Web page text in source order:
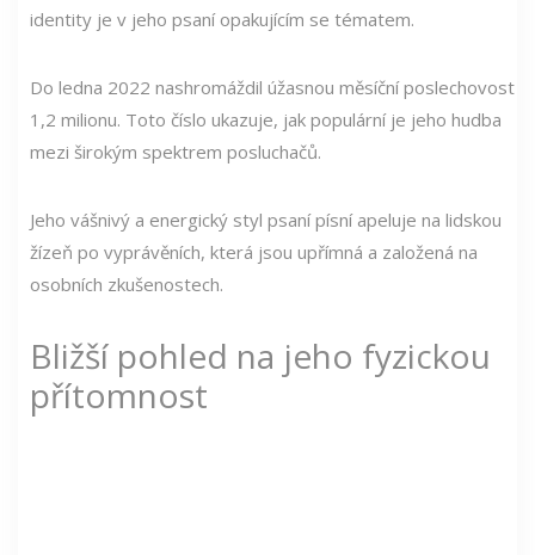
identity je v jeho psaní opakujícím se tématem.
Do ledna 2022 nashromáždil úžasnou měsíční poslechovost
1,2 milionu. Toto číslo ukazuje, jak populární je jeho hudba
mezi širokým spektrem posluchačů.
Jeho vášnivý a energický styl psaní písní apeluje na lidskou
žízeň po vyprávěních, která jsou upřímná a založená na
osobních zkušenostech.
Bližší pohled na jeho fyzickou
přítomnost